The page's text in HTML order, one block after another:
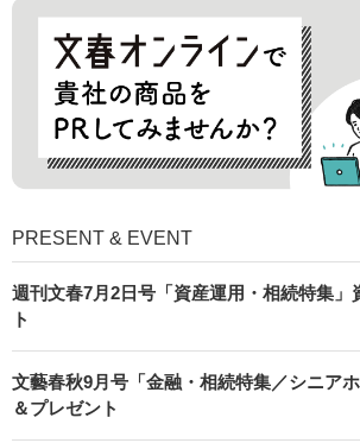
PRESENT & EVENT
週刊文春7月2日号「資産運用・相続特集」
ト
文藝春秋9月号「金融・相続特集／シニア
＆プレゼント